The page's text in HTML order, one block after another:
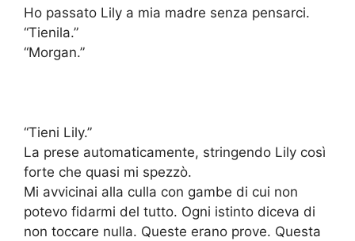
Ho passato Lily a mia madre senza pensarci.
“Tienila.”
“Morgan.”
“Tieni Lily.”
La prese automaticamente, stringendo Lily così
forte che quasi mi spezzò.
Mi avvicinai alla culla con gambe di cui non
potevo fidarmi del tutto. Ogni istinto diceva di
non toccare nulla. Queste erano prove. Questa